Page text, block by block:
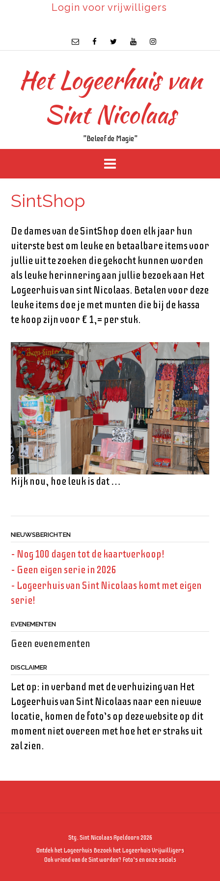
Login voor vrijwilligers
Het Logeerhuis van
Sint Nicolaas
"Beleef de Magie"
SintShop
De dames van de SintShop doen elk jaar hun
uiterste best om leuke en betaalbare items voor
jullie uit te zoeken die gekocht kunnen worden
als leuke herinnering aan jullie bezoek aan Het
Logeerhuis van sint Nicolaas. Betalen voor deze
leuke items doe je met munten die bij de kassa
te koop zijn voor € 1,= per stuk.
Kijk nou, hoe leuk is dat …
NIEUWSBERICHTEN
– Nog 100 dagen tot de kaartverkoop!
– Geen eigen serie in 2026
– Logeerhuis van Sint Nicolaas komt met eigen
serie!
EVENEMENTEN
Geen evenementen
DISCLAIMER
Let op: in verband met de verhuizing van Het
Logeerhuis van Sint Nicolaas naar een nieuwe
locatie, komen de foto’s op deze website op dit
moment niet overeen met hoe het er straks uit
zal zien.
Stg. Sint Nicolaas Apeldoorn 2026
Ontdek het Logeerhuis Bezoek het LogeerhuisVrijwilligers
Ook vriend van de Sint worden? Foto’s en onze socials